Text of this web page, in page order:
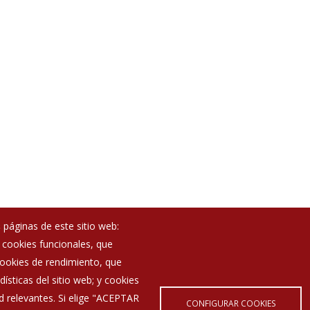
de este sitio web:
funcionales, que
de rendimiento, que
del sitio web; y cookies
Si elige "ACEPTAR
CONFIGURAR COOKIES
Corporación Municipal
Teléfonos de interés